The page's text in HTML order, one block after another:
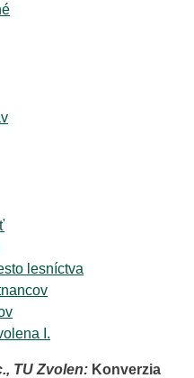
lesníctva
I.
TU Zvolen: Konverzia